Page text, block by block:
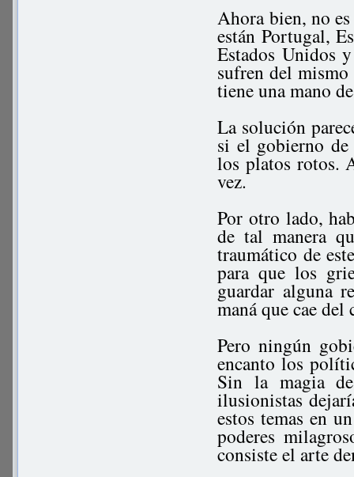
Ahora bien, no
están Portugal,
Estados Unidos
sufren del
tiene una mano
La solución
si el gobierno de
los platos rotos.
vez.
Por otro lado,
de tal manera
traumático de
para que los
guardar alguna
maná que cae
Pero ningún
encanto los
Sin la magia
ilusionistas
estos temas en
poderes
consiste el arte